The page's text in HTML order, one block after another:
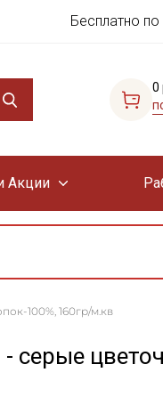
Бесплатно
0
Акции
100%, 160гр/м.кв
серые